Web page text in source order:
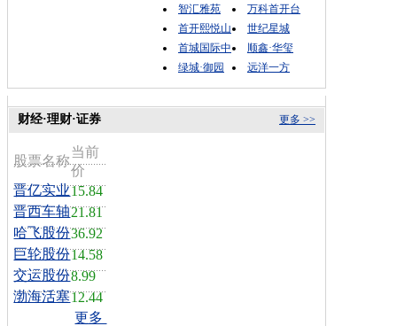
智汇雅苑
万科首开台
首开熙悦山
世纪星城
首城国际中
顺鑫·华玺
绿城·御园
远洋一方
更多 >>
财经·理财·证券
股票名称
当前
价
晋亿实业15.84
晋西车轴21.81
哈飞股份36.92
巨轮股份14.58
交运股份8.99
渤海活塞12.44
更多